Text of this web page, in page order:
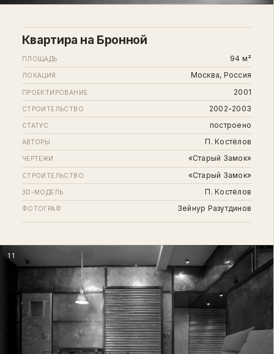
Квартира на Бронной
ПЛОЩАДЬ 94 м²
ЛОКАЦИЯ Москва, Россия
ПРОЕКТИРОВАНИЕ 2001
СТРОИТЕЛЬСТВО 2002-2003
СТАТУС построено
АВТОРЫ П. Костёлов
ЧЕРТЕЖИ «Старый Замок»
СТРОИТЕЛЬСТВО «Старый Замок»
3D-МОДЕЛЬ П. Костёлов
ФОТОГРАФ Зейнур Разутдинов
11